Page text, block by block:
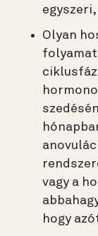
Olyan
vagy a
hogy